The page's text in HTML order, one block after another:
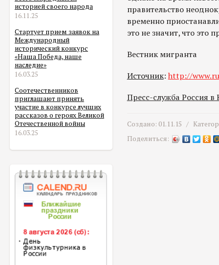
историей своего народа
16.11.25
Стартует прием заявок на
Международный
исторический конкурс
«Наша Победа, наше
наследие»
16.03.25
Соотечественников
приглашают принять
участие в конкурсе лучших
рассказов о героях Великой
Отечественной войны
16.03.25
правительство
временно
это не значит, что это
Вестник мигранта
Источник: http://
Пресс-служба Россия в
Создано: 01.11.15 /
Поделиться: